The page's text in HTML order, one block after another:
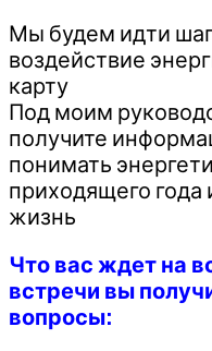
Мы будем идти
воздействие
карту
Под моим
получите
понимать
приходящего года
жизнь
Что вас ждет на
встречи вы
вопросы: